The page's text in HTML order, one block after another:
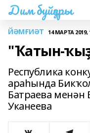
Дим буйҙары
ЙӘМҒИӘТ 14 МАРТА 2019,
"Ҡатын-
Республика
араһында
Батраева
Уканеева